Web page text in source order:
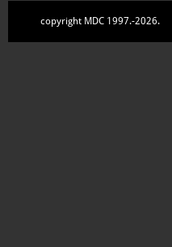
copyright MDC 1997.-2026.